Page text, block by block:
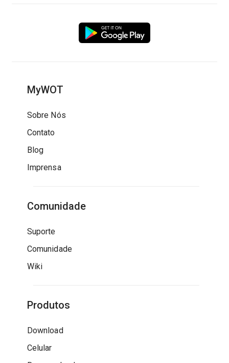
MyWOT
Sobre Nós
Contato
Blog
Imprensa
Comunidade
Suporte
Comunidade
Wiki
Produtos
Download
Celular